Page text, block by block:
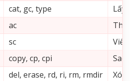
cat, gc, type
Lấy
ac
sc
Viết
copy, cp, cpi
Sao
del, erase, rd, ri, rm, rmdir
Xóa